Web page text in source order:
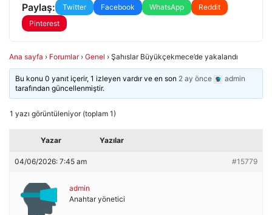
Paylaş: Twitter Facebook WhatsApp
Reddit
Pinterest
Ana sayfa › Forumlar › Genel › Şahıslar Büyükçekmece’de yakalandı
Bu konu 0 yanıt içerir, 1 izleyen vardır ve en son 2 ay önce
admin
tarafından güncellenmiştir.
1 yazı görüntüleniyor (toplam 1)
Yazar Yazılar
04/06/2026: 7:45 am #15779
admin
Anahtar yönetici